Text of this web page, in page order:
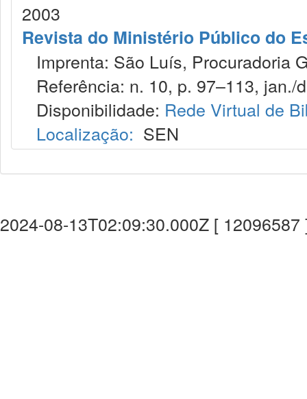
2003
Revista do Ministério Público do
Imprenta: São Luís, Procuradoria
Referência: n. 10, p. 97–113, jan./
Disponibilidade: Rede Virtual de
Localização: SEN
2024-08-13T02:09:30.000Z [ 12096587